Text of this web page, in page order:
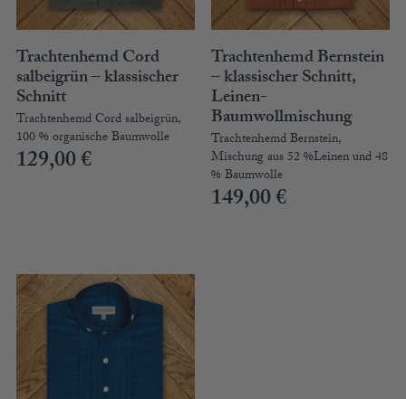
Trachtenhemd Cord
salbeigrün – klassischer
Schnitt
Trachtenhemd Cord salbeigrün,
100 % organische Baumwolle
129,00€
Trachtenhemd Bernstein
– klassischer Schnitt,
Leinen-
Baumwollmischung
Trachtenhemd Bernstein,
Mischung aus 52 %Leinen und 48
% Baumwolle
149,00€